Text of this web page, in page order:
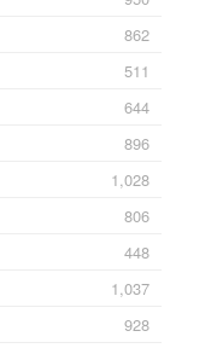
862
511
644
896
1,028
806
448
1,037
928